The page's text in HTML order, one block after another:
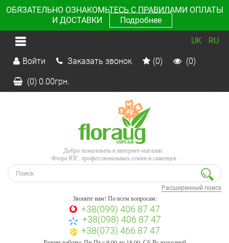
ОБЯЗАТЕЛЬНО ОЗНАКОМЬТЕСЬ С ПРАВИЛАМИ ОПЛАТЫ
И ДОСТАВКИ
Подробнее
UK RU
Войти Заказать звонок (0) (0)
(0) 0.00грн.
Добро пожаловать в интернет-магазин
Флора ЮГ, профессиональных семян и саженцев.
Расширенный поиск
Звоните нам! По всем вопросам:
+38(099) 406 87 47
+38(098) 406 87 47
+38(073) 466 87 47